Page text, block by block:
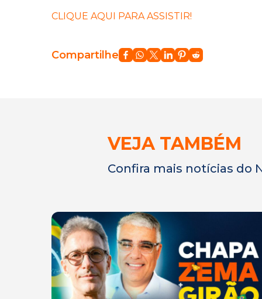
CLIQUE AQUI PARA ASSISTIR!
Compartilhe
VEJA TAMBÉM
Confira mais notícias do